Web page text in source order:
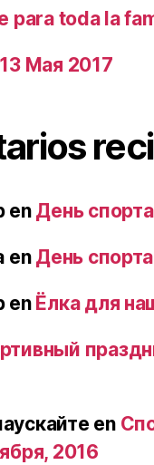
para toda la
Мая 2017
en День
en День
en Ёлка для
en
2016